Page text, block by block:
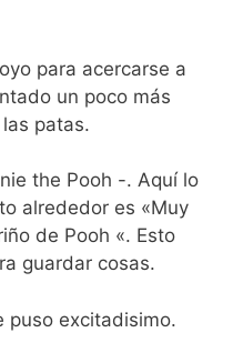
para acercarse a
un poco más
patas.
the Pooh -. Aquí lo
alrededor es «Muy
de Pooh «. Esto
guardar cosas.
puso excitadisimo.